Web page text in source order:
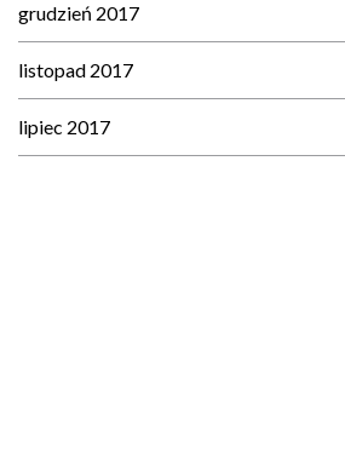
grudzień 2017
listopad 2017
lipiec 2017